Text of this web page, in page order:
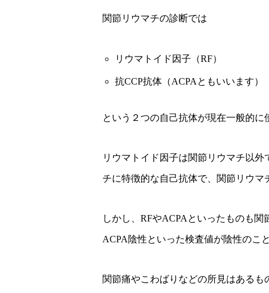
関節リウマチの診断では
リウマトイド因子（RF）
抗CCP抗体（ACPAともいいます）
という２つの自己抗体が現在一般的に
リウマトイド因子は関節リウマチ以
チに特徴的な自己抗体で、関節リウマ
しかし、RFやACPAといったものも関
ACPA陰性といった検査値が陰性のこ
関節痛やこわばりなどの所見はある